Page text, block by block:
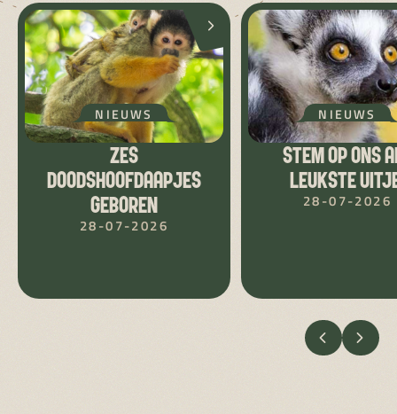
NIEUWS
ZES
DOODSHOOFDAAPJES
GEBOREN
28-07-2026
NIEUWS
STEM OP ONS
LEUKSTE
28-07-2026
VORIGE